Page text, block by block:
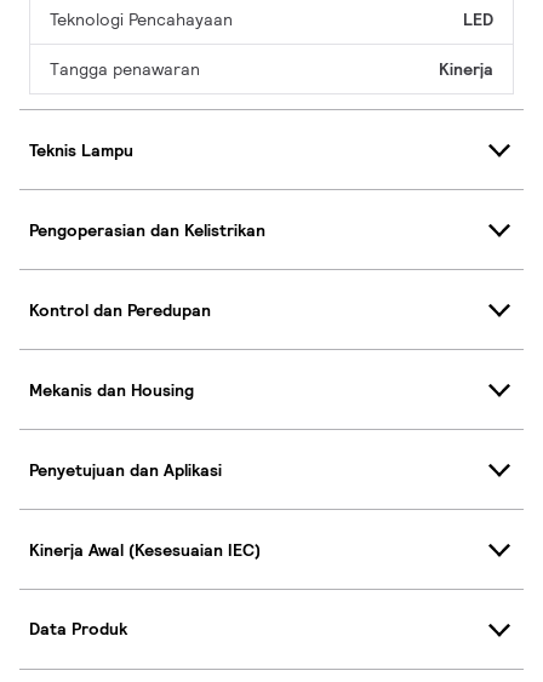
Teknologi Pencahayaan LED
Tangga penawaran Kinerja
Teknis Lampu
Pengoperasian dan Kelistrikan
Kontrol dan Peredupan
Mekanis dan Housing
Penyetujuan dan Aplikasi
Kinerja Awal (Kesesuaian IEC)
Data Produk